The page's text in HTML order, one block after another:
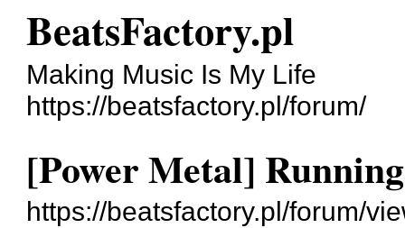
BeatsFactory.pl
Making Music Is My Life
https://beatsfactory.pl/forum/
[Power Metal]
https://beatsfactory.pl/forum/